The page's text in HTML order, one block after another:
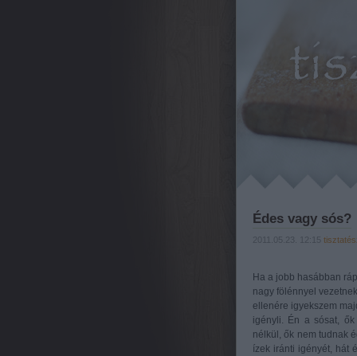
Édes vagy sós?
2011.05.23. 12:15
Ha a jobb hasábban
nagy fölénnyel
ellenére igyekszem
igényli. Én a sósat,
nélkül, ők nem tudnak
ízek iránti igényét, hát